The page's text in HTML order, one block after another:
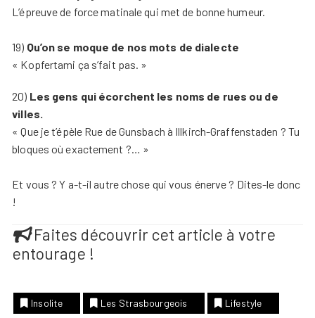
L’épreuve de force matinale qui met de bonne humeur.
19) Qu’on se moque de nos mots de dialecte
« Kopfertami ça s’fait pas. »
20) Les gens qui écorchent les noms de rues ou de
villes.
« Que je t’épèle Rue de Gunsbach à Illkirch-Graffenstaden ? Tu
bloques où exactement ?… »
Et vous ? Y a-t-il autre chose qui vous énerve ? Dites-le donc
!
Faites découvrir cet article à votre
entourage !
Insolite Les Strasbourgeois Lifestyle